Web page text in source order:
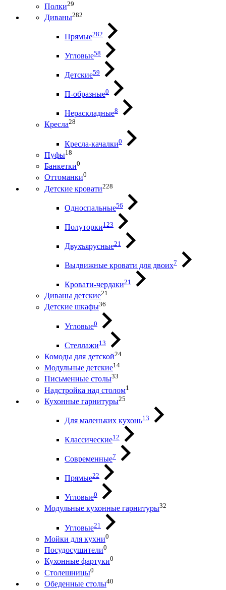
Полки29
Диваны282
Прямые282
Угловые58
Детские59
П-образные0
Нераскладные8
Кресла28
Кресла-качалки0
Пуфы18
Банкетки0
Оттоманки0
Детские кровати228
Односпальные56
Полуторки123
Двухъярусные21
Выдвижные кровати для двоих7
Кровати-чердаки21
Диваны детские21
Детские шкафы36
Угловые0
Стеллажи13
Комоды для детской24
Модульные детские14
Письменные столы33
Надстройка над столом1
Кухонные гарнитуры25
Для маленьких кухонь13
Классические12
Современные7
Прямые22
Угловые0
Модульные кухонные гарнитуры32
Угловые21
Мойки для кухни0
Посудосушители0
Кухонные фартуки0
Столешницы0
Обеденные столы40